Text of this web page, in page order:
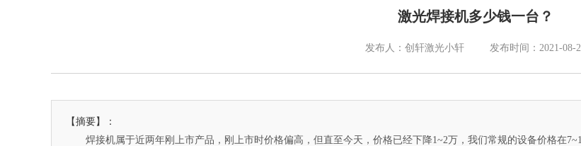
激光焊接机多少钱一台？
发布人：创轩激光小轩 发布时间：2021-08-
【摘要】：
焊接机属于近两年刚上市产品，刚上市时价格偏高，但直至今天，价格已经下降1~2万，我们常规的设备价格在